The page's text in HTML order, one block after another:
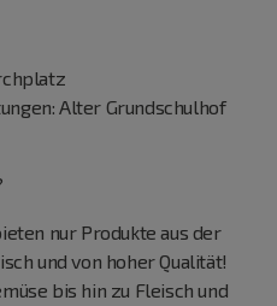
Alter Grundschulhof
nur Produkte aus der
und von hoher Qualität!
bis hin zu Fleisch und